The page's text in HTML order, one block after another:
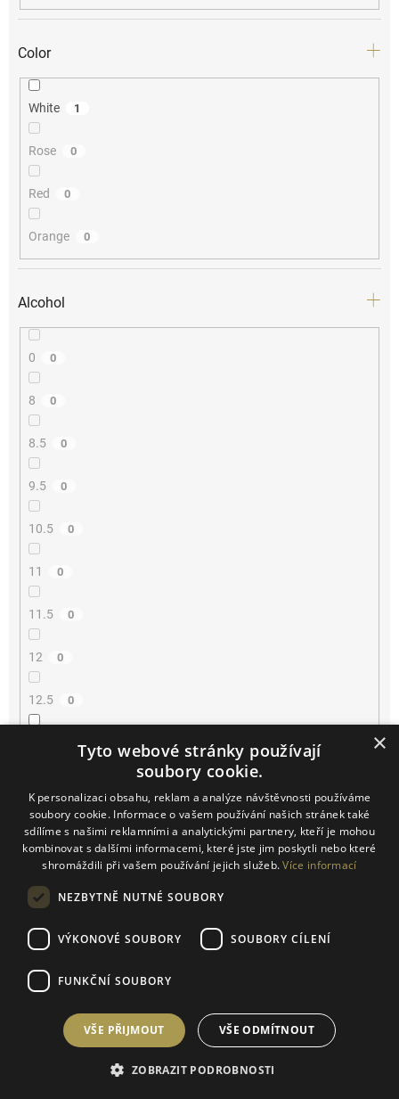
Color
White 1
Rose 0
Red 0
Orange 0
Alcohol
0 0
8 0
8.5 0
9.5 0
10.5 0
11 0
11.5 0
12 0
12.5 0
14 0
14.2 0
0
×
Tyto webové stránky používají
soubory cookie.
K personalizaci obsahu, reklam a analýze návštěvnosti používáme
soubory cookie. Informace o vašem používání našich stránek také
sdílíme s našimi reklamními a analytickými partnery, kteří je mohou
kombinovat s dalšími informacemi, které jste jim poskytli nebo které
shromáždili při vašem používání jejich služeb.Více informací
NEZBYTNĚ NUTNÉ SOUBORY
VÝKONOVÉ SOUBORY SOUBORY CÍLENÍ
FUNKČNÍ SOUBORY
VŠE PŘIJMOUT VŠE ODMÍTNOUT
ZOBRAZIT PODROBNOSTI